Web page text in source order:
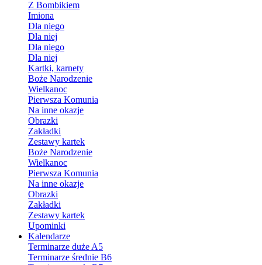
Z Bombikiem
Imiona
Dla niego
Dla niej
Dla niego
Dla niej
Kartki, karnety
Boże Narodzenie
Wielkanoc
Pierwsza Komunia
Na inne okazje
Obrazki
Zakładki
Zestawy kartek
Boże Narodzenie
Wielkanoc
Pierwsza Komunia
Na inne okazje
Obrazki
Zakładki
Zestawy kartek
Upominki
Kalendarze
Terminarze duże A5
Terminarze średnie B6